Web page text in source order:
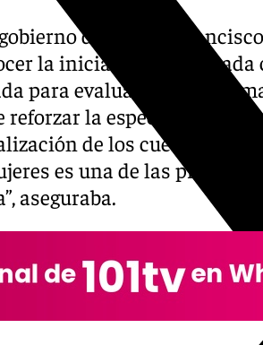
gobierno de Sevilla,
la iniciativa implantada
para evaluar nuevas
reforzar la especialización
de los cuerpos
es una de las
aseguraba.